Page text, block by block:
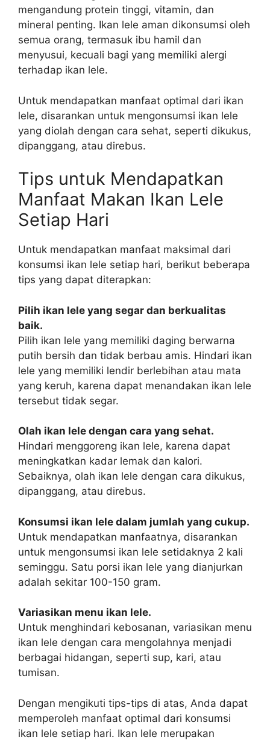
mengandung protein tinggi, vitamin, dan
mineral penting. Ikan lele aman dikonsumsi oleh
semua orang, termasuk ibu hamil dan
menyusui, kecuali bagi yang memiliki alergi
terhadap ikan lele.
Untuk mendapatkan manfaat optimal dari ikan
lele, disarankan untuk mengonsumsi ikan lele
yang diolah dengan cara sehat, seperti dikukus,
dipanggang, atau direbus.
Tips untuk Mendapatkan
Manfaat Makan Ikan Lele
Setiap Hari
Untuk mendapatkan manfaat maksimal dari
konsumsi ikan lele setiap hari, berikut beberapa
tips yang dapat diterapkan:
Pilih ikan lele yang segar dan berkualitas
baik.
Pilih ikan lele yang memiliki daging berwarna
putih bersih dan tidak berbau amis. Hindari ikan
lele yang memiliki lendir berlebihan atau mata
yang keruh, karena dapat menandakan ikan lele
tersebut tidak segar.
Olah ikan lele dengan cara yang sehat.
Hindari menggoreng ikan lele, karena dapat
meningkatkan kadar lemak dan kalori.
Sebaiknya, olah ikan lele dengan cara dikukus,
dipanggang, atau direbus.
Konsumsi ikan lele dalam jumlah yang cukup.
Untuk mendapatkan manfaatnya, disarankan
untuk mengonsumsi ikan lele setidaknya 2 kali
seminggu. Satu porsi ikan lele yang dianjurkan
adalah sekitar 100-150 gram.
Variasikan menu ikan lele.
Untuk menghindari kebosanan, variasikan menu
ikan lele dengan cara mengolahnya menjadi
berbagai hidangan, seperti sup, kari, atau
tumisan.
Dengan mengikuti tips-tips di atas, Anda dapat
memperoleh manfaat optimal dari konsumsi
ikan lele setiap hari. Ikan lele merupakan